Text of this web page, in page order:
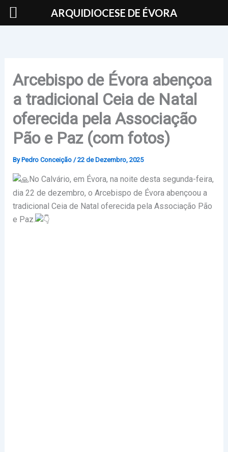
Skip
Arcebispo de Évora abençoa
a tradicional Ceia de Natal
oferecida pela Associação
Pão e Paz (com fotos)
By Pedro Conceição /22 de Dezembro, 2025
No Calvário, em Évora, na noite desta segunda-feira,
dia 22 de dezembro, o Arcebispo de Évora abençoou a
tradicional Ceia de Natal oferecida pela Associação Pão
e Paz.
ARQUIDIOCESE DE ÉVORA